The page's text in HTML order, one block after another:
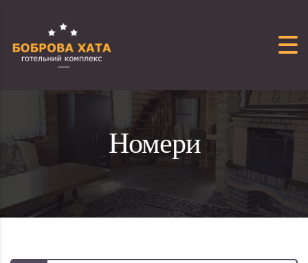
Номери